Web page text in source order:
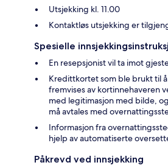
Utsjekking kl. 11.00
Kontaktløs utsjekking er
Spesielle
En resepsjonist vil ta imot
Kredittkortet som ble brukt til
fremvises av kortinnehaveren
med legitimasjon med bilde,
må avtales med
Informasjon fra
hjelp av automatiserte
Påkrevd ved innsjekking